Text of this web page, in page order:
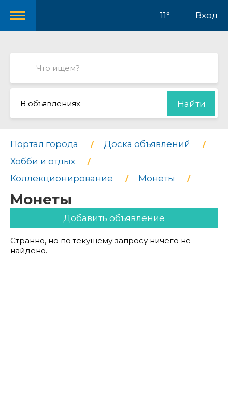
11° Вход
В объявлениях Найти
Портал города
Доска объявлений
Хобби и отдых
Коллекционирование
Монеты
Монеты
Добавить объявление
Странно, но по текущему запросу ничего не
найдено.